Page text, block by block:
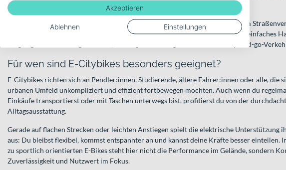
Anstrengung steht hier komfortable, alltagstaugliche Mobilität im Mittelpunkt.
Typisch für E-Citybikes ist eine aufrechte Sitzposition, die dir gute Übersicht im
und Rücken sowie Handgelenke entlastet. Die Geometrie ist auf Stabilität und einfaches
ausgelegt – ideal für enge Straßen, Radwege und häufiges Anhalten im Stop-and-go-
Für wen sind E-Citybikes besonders geeignet?
E-Citybikes richten sich an Pendler:innen, Studierende, ältere Fahrer:innen oder alle, die
urbanen Umfeld unkompliziert und effizient fortbewegen möchten. Auch wenn du
Einkäufe transportierst oder mit Taschen unterwegs bist, profitierst du von der
Alltagsausstattung.
Gerade auf flachen Strecken oder leichten Anstiegen spielt die elektrische Unterstützung
aus: Du bleibst flexibel, kommst entspannter an und kannst deine Kräfte besser einteilen.
zu sportlich orientierten E-Bikes steht hier nicht die Performance im Gelände, sondern
Zuverlässigkeit und Nutzwert im Fokus.
Akzeptieren
Ablehnen Einstellungen